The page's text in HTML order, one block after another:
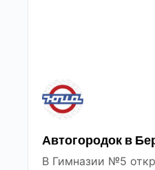
Автогородок в
В Гимназии №5